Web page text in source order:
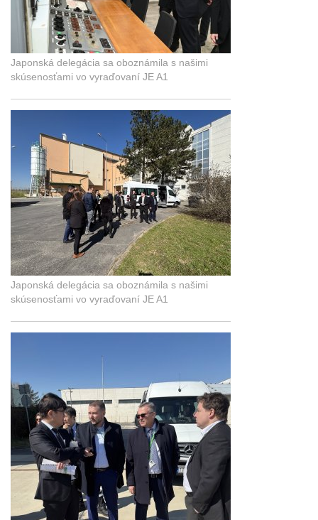
Japonská delegácia sa oboznámila s našimi
skúsenosťami vo vyraďovaní JE A1
Japonská delegácia sa oboznámila s našimi
skúsenosťami vo vyraďovaní JE A1